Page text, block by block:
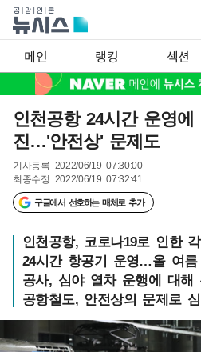
메인 랭킹 섹션
인천공항 24시간 운영
진…'안전상' 문제도
기사등록 2022/06/19 07:30:00
최종수정 2022/06/19 07:32:41
구글에서 선호하는 매체로 추가
인천공항, 코로나19로 인한
24시간 항공기 운영…올 여
공사, 심야 열차 운행에 대해
공항철도, 안전상의 문제로